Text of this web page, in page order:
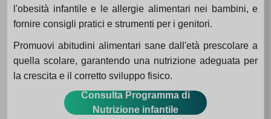
l'obesità infantile e le allergie alimentari nei bambini, e
fornire consigli pratici e strumenti per i genitori.
Promuovi abitudini alimentari sane dall'età prescolare a
quella scolare, garantendo una nutrizione adeguata per
la crescita e il corretto sviluppo fisico.
Consulta Programma di
Nutrizione infantile